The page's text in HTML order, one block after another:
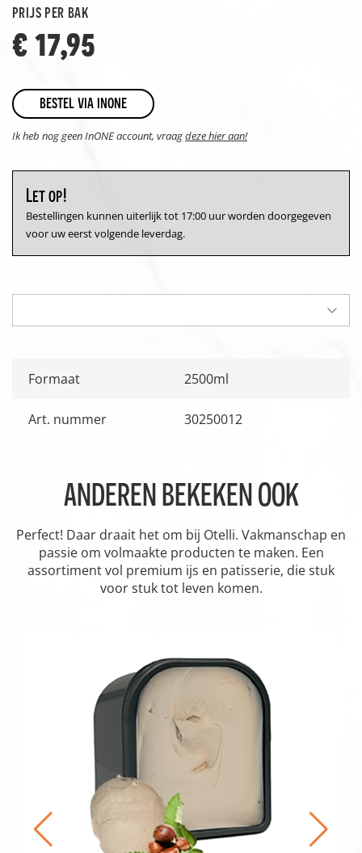
prijs per bak
€ 17,95
bestel via inone
Ik heb nog geen InONE account, vraagdeze hier aan!
Let op!
Bestellingen kunnen uiterlijk tot 17:00 uur worden doorgegeven
voor uw eerst volgende leverdag.
Formaat 2500ml
Art. nummer 30250012
ANDEREN BEKEKEN OOK
Perfect! Daar draait het om bij Otelli. Vakmanschap en
passie om volmaakte producten te maken. Een
assortiment vol premium ijs en patisserie, die stuk
voor stuk tot leven komen.